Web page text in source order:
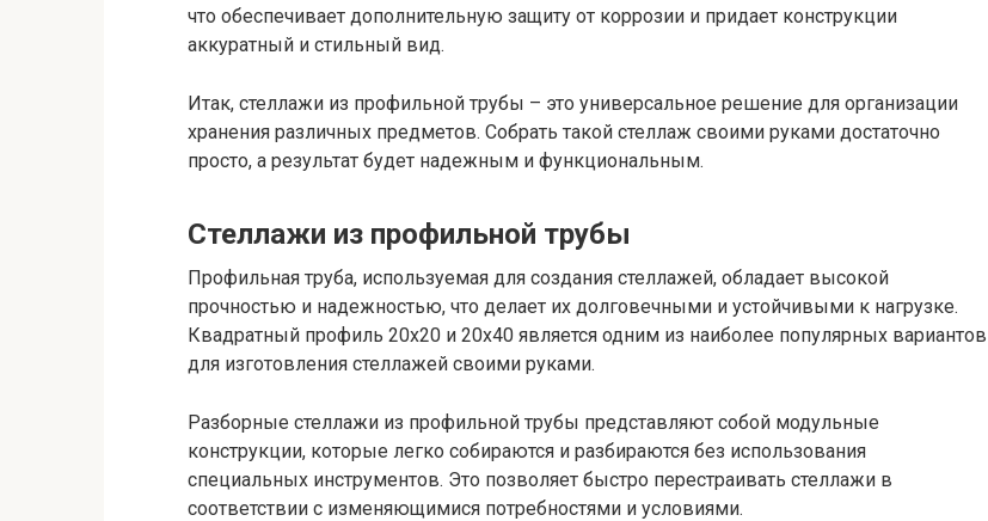
что обеспечивает дополнительную защиту от коррозии и придает конструкции
аккуратный и стильный вид.
Итак, стеллажи из профильной трубы – это универсальное решение для организации
хранения различных предметов. Собрать такой стеллаж своими руками достаточно
просто, а результат будет надежным и функциональным.
Стеллажи из профильной трубы
Профильная труба, используемая для создания стеллажей, обладает высокой
прочностью и надежностью, что делает их долговечными и устойчивыми к нагрузке.
Квадратный профиль 20х20 и 20х40 является одним из наиболее популярных вариантов
для изготовления стеллажей своими руками.
Разборные стеллажи из профильной трубы представляют собой модульные
конструкции, которые легко собираются и разбираются без использования
специальных инструментов. Это позволяет быстро перестраивать стеллажи в
соответствии с изменяющимися потребностями и условиями.